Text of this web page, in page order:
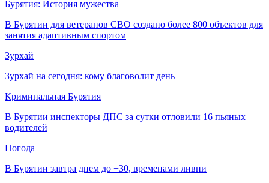
Бурятия: История мужества
В Бурятии для ветеранов СВО создано более 800 объектов для
занятия адаптивным спортом
Зурхай
Зурхай на сегодня: кому благоволит день
Криминальная Бурятия
В Бурятии инспекторы ДПС за сутки отловили 16 пьяных
водителей
Погода
В Бурятии завтра днем до +30, временами ливни